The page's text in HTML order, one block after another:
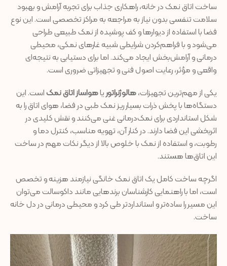
ساخت اتاق نمک در خانه، راهکاری جذاب برای تجربه آرامش و بهبود
سلامت تنفسی بدون نیاز به مراجعه به مراکز تخصصی است. این نوع
فضا با استفاده از دیوارها و کف پوشیده از نمک طبیعی طراحی
می‌شود و با فراهم‌کردن شرایطی شبیه غارهای نمکی، محیطی
درمانی و آرامش‌بخش ایجاد می‌کند. اما برای دستیابی به نتیجه‌ای
واقعی و مؤثر، رعایت اصول فنی و تجهیزاتی ضروری است.
یکی از مهم‌ترین تجهیزات،هالوژنراتوریاهواساز اتاق نمکاست. این
دستگاه‌ها با پخش ذرات بسیار ریز نمک طبی در فضا، هوای اتاق را به
شکل استانداردی برای نمک‌درمانی غنی می‌کنند و نقش کلیدی در
اثربخشی این فضا دارند. در کنار آن، تهویه مناسب، کنترل دما و
رطوبت، و استفاده از نمک با خلوص بالا از دیگر نکات مهم در ساخت
این اتاق‌ها هستند.
اگرچه ساخت کامل یک اتاق نمک خانگی نیازمند هزینه و تخصص
است، اما با راهنمایی کارشناسان برندهایی مانند داکوسالت می‌توان
این مسیر را ساده‌تر و استانداردتر طی کرد و محیطی درمانی در دل خانه
ساخت.